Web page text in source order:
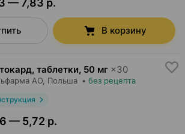
— 7,83 р.
В корзину
таблетки, 50 мг ×30
AO , Польша • без рецепта
— 5,72 р.